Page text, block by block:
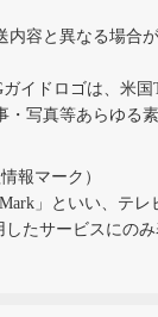
容と異なる場合が
イドロゴは、米
写真等あらゆる
報マーク）
」といい、テ
したサービスにの